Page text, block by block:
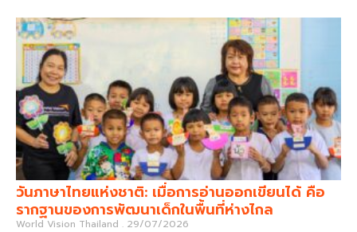
วันภาษาไทยแห่งชาติ: เมื่อการอ่านออกเขียนได้ คือ
รากฐานของการพัฒนาเด็กในพื้นที่ห่างไกล
World Vision Thailand 29/07/2026